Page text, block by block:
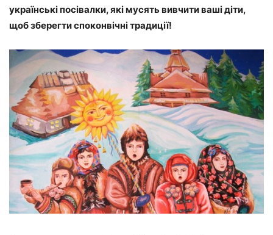
українські посівалки, які мусять вивчити ваші діти,
щоб зберегти споконвічні традиції!